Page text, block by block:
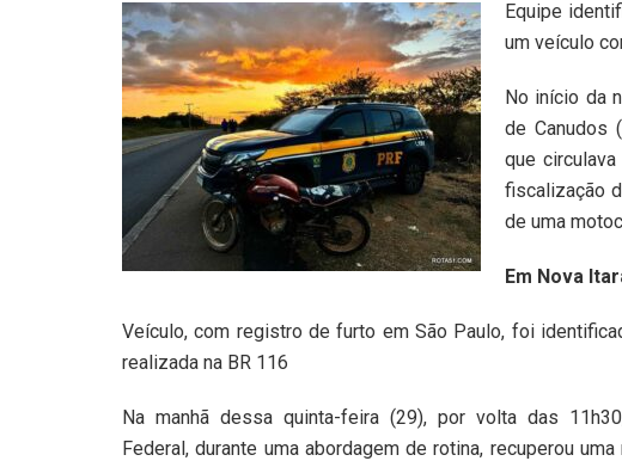
Equipe
um veículo
No início da
de Canudos
que
fiscalização
de uma
Em Nova
Veículo, com registro de furto em São Paulo, foi
realizada na BR 116
Na manhã dessa quinta-feira (29), por volta das
Federal, durante uma abordagem de rotina, recuperou